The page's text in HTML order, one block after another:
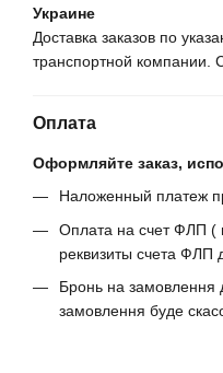
Украине
Доставка заказов по
транспортной компании.
Оплата
Оформляйте заказ,
Наложенный платеж
Оплата на счет ФЛП (
реквизиты счета ФЛП
Бронь на замовлення
замовлення буде